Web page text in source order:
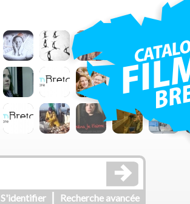
S'identifier Recherche avancée